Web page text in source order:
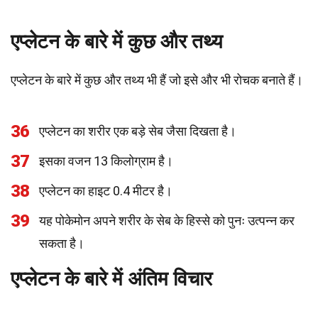
एप्लेटन के बारे में कुछ और तथ्य
एप्लेटन के बारे में कुछ और तथ्य भी हैं जो इसे और भी रोचक बनाते हैं।
36 एप्लेटन का शरीर एक बड़े सेब जैसा दिखता है।
37 इसका वजन 13 किलोग्राम है।
38 एप्लेटन का हाइट 0.4 मीटर है।
39
यह पोकेमोन अपने शरीर के सेब के हिस्से को पुनः उत्पन्न कर
सकता है।
एप्लेटन के बारे में अंतिम विचार